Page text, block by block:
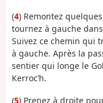
(4) Remontez
tournez à gauche
Suivez ce chemin qui
à gauche. Après la
sentier qui longe le
Kerroc’h.
(5) Prenez à droite